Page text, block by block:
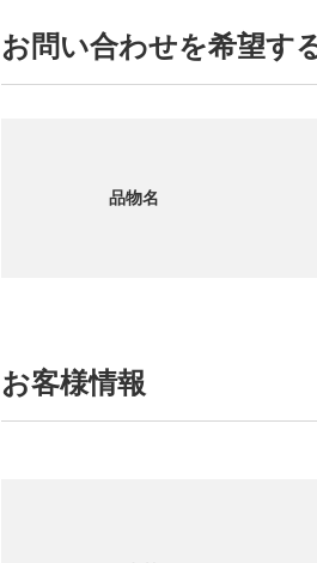
お問い合わせを希望す
品物名
お客様情報